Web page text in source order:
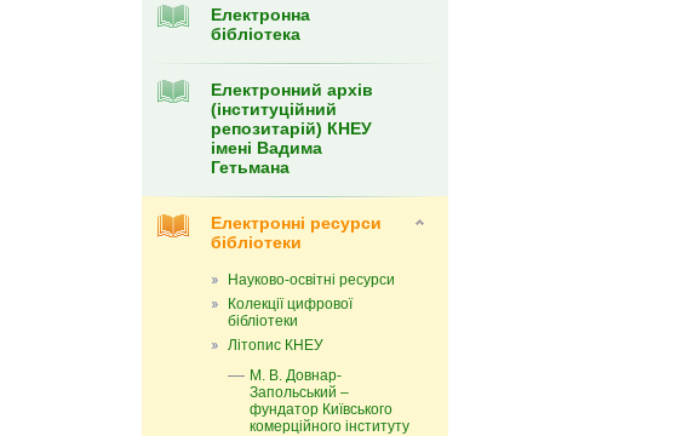
Eлектронна
бібліотека
Електронний архів
(інституційний
репозитарій) КНЕУ
імені Вадима
Гетьмана
Електронні ресурси
бібліотеки
Науково-освітні ресурси
Колекції цифрової
бібліотеки
Літопис КНЕУ
М. В. Довнар-
Запольський –
фундатор Київського
комерційного інституту